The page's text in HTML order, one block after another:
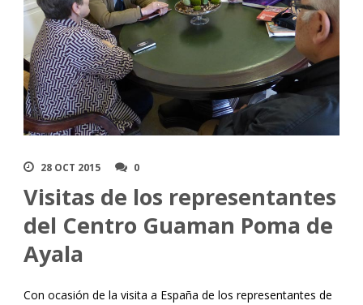
28 OCT 2015 0
Visitas de los representantes
del Centro Guaman Poma de
Ayala
Con ocasión de la visita a España de los representantes de